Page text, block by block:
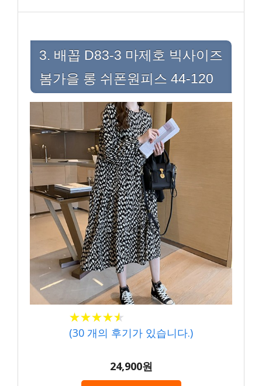
3. 배꼽 D83-3 마제호 빅사이즈
봄가을 롱 쉬폰원피스 44-120
★★★★★
★★★★★
(30 개의 후기가 있습니다.)
24,900원